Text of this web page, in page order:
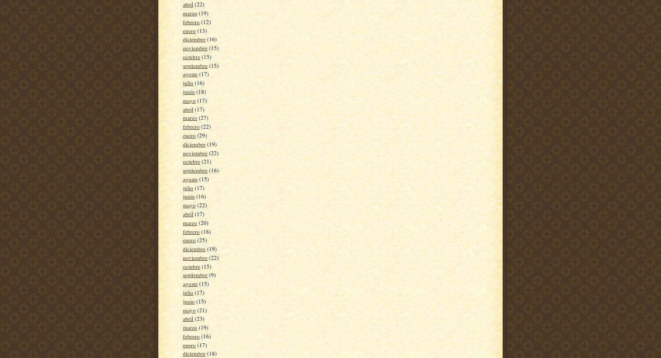
abril (22)
marzo (19)
febrero (12)
enero (13)
diciembre (16)
noviembre (15)
octubre (15)
septiembre (15)
agosto (17)
julio (16)
junio (18)
mayo (17)
abril (17)
marzo (27)
febrero (22)
enero (29)
diciembre (19)
noviembre (22)
octubre (21)
septiembre (16)
agosto (15)
julio (17)
junio (16)
mayo (22)
abril (17)
marzo (20)
febrero (18)
enero (25)
diciembre (19)
noviembre (22)
octubre (15)
septiembre (9)
agosto (15)
julio (17)
junio (15)
mayo (21)
abril (23)
marzo (19)
febrero (16)
enero (17)
diciembre (18)